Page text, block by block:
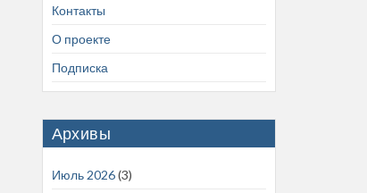
Контакты
О проекте
Подписка
Архивы
Июль 2026(3)